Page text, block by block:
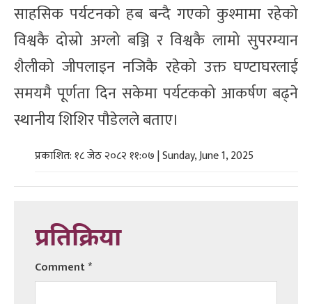
साहसिक पर्यटनको हब बन्दै गएको कुश्मामा रहेको
विश्वकै दोस्रो अग्लो बञ्जि र विश्वकै लामो सुपरम्यान
शैलीको जीपलाइन नजिकै रहेको उक्त घण्टाघरलाई
समयमै पूर्णता दिन सकेमा पर्यटकको आकर्षण बढ्ने
स्थानीय शिशिर पौडेलले बताए।
प्रकाशित: १८ जेठ २०८२ ११:०७ | Sunday, June 1, 2025
प्रतिक्रिया
Comment*